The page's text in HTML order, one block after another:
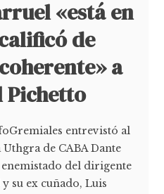
«está en
de
a
Pichetto
entrevistó al
de CABA Dante
del dirigente
su ex cuñado, Luis